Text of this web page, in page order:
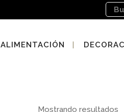
ALIMENTACIÓN
Mostrando resultados